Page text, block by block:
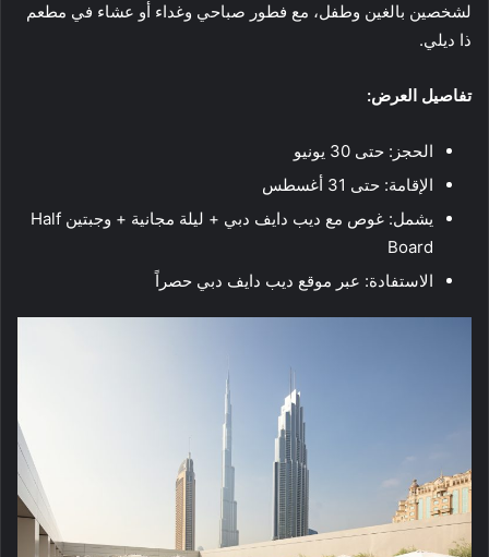
لشخصين بالغين وطفل، مع فطور صباحي وغداء أو عشاء في مطعم
ذا ديلي.
تفاصيل العرض:
الحجز: حتى 30 يونيو
الإقامة: حتى 31 أغسطس
يشمل: غوص مع ديب دايف دبي + ليلة مجانية + وجبتين Half
Board
الاستفادة: عبر موقع ديب دايف دبي حصراً